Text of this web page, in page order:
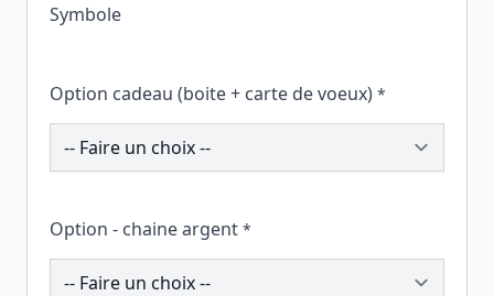
Symbole
Option cadeau (boite + carte de voeux) *
259177
Option - chaine argent *
196340